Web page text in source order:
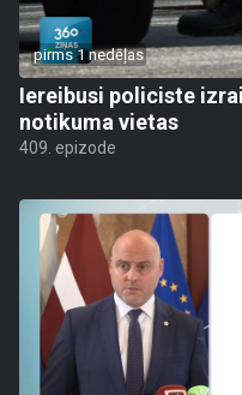
pirms 1 nedēļas
Iereibusi policiste
notikuma vietas
409. epizode